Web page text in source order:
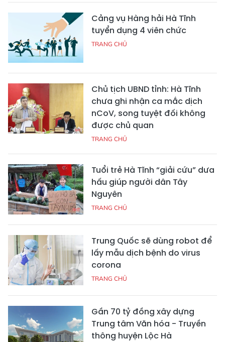
Cảng vụ Hàng hải Hà Tĩnh
tuyển dụng 4 viên chức
TRANG CHỦ
Chủ tịch UBND tỉnh: Hà Tĩnh
chưa ghi nhận ca mắc dịch
nCoV, song tuyệt đối không
được chủ quan
TRANG CHỦ
Tuổi trẻ Hà Tĩnh “giải cứu” dưa
hấu giúp người dân Tây
Nguyên
TRANG CHỦ
Trung Quốc sẽ dùng robot để
lấy mẫu dịch bệnh do virus
corona
TRANG CHỦ
Gần 70 tỷ đồng xây dựng
Trung tâm Văn hóa - Truyền
thông huyện Lộc Hà